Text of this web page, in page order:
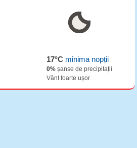
17°Cminima nopții
0%șanse de precipitații
Vânt foarte ușor